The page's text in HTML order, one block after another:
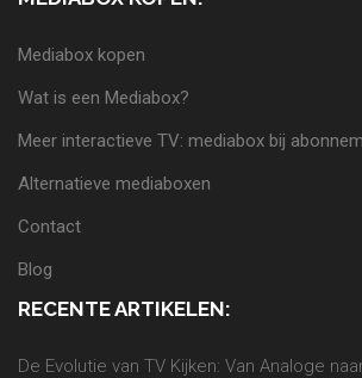
Mediabox kopen
Wat is een Mediabox?
Meer interactieve TV: mediabox bij
Alternatieve mediaboxen
Contact
Blog
RECENTE ARTIKELEN:
De Evolutie van TV Kijken: Van Analoge